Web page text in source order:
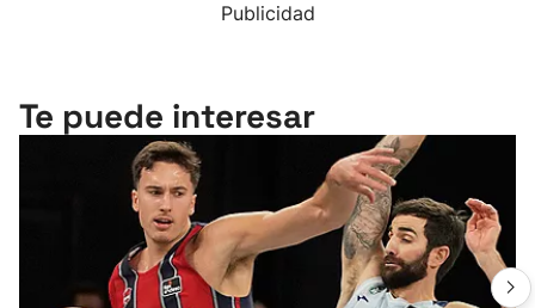
Publicidad
Te puede interesar